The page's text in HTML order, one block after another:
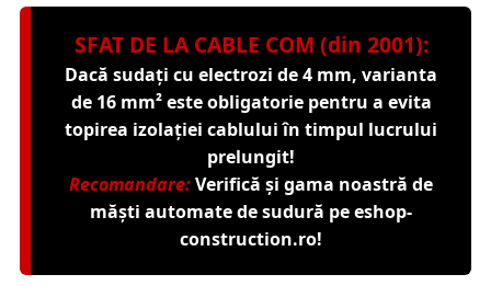
SFAT DE LA CABLE COM (din 2001):
Dacă sudați cu electrozi de 4 mm, varianta
de 16 mm² este obligatorie pentru a evita
topirea izolației cablului în timpul lucrului
prelungit!
Recomandare:Verifică și gama noastră de
măști automate de sudură peeshop-
construction.ro!